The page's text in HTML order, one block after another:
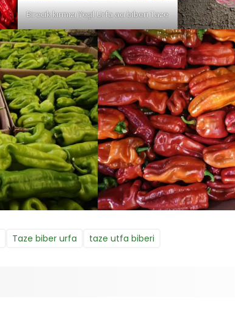
Birecik kırmızı Yeşil Urfa acı biberi Taze
Taze biber urfa taze utfa biberi